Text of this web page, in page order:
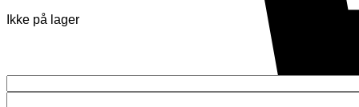
Ikke på lager